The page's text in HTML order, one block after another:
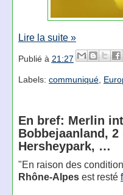
Lire la suite »
Publié à 21:27
Labels: communiqué,
En bref: Merlin
Bobbejaanland,
Hersheypark, …
"En raison des
Rhône-Alpesest resté